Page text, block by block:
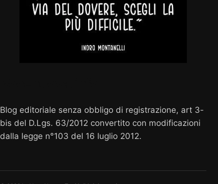
Blog editoriale senza obbligo di registrazione, art 3-
bis del D.Lgs. 63/2012 convertito con modificazioni
dalla legge n°103 del 16 luglio 2012.